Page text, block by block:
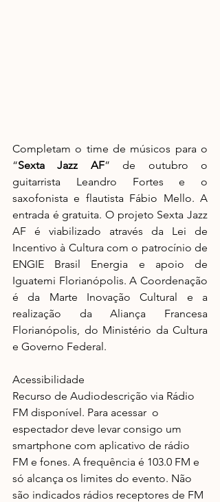
Completam o time de músicos para o
“Sexta Jazz AF” de outubro o
guitarrista Leandro Fortes e o
saxofonista e flautista Fábio Mello. A
entrada é gratuita. O projeto Sexta Jazz
AF é viabilizado através da Lei de
Incentivo à Cultura com o patrocínio de
ENGIE Brasil Energia e apoio de
Iguatemi Florianópolis. A Coordenação
é da Marte Inovação Cultural e a
realização da Aliança Francesa
Florianópolis, do Ministério da Cultura
e Governo Federal.
Acessibilidade
Recurso de Audiodescrição via Rádio
FM disponível. Para acessar  o
espectador deve levar consigo um
smartphone com aplicativo de rádio
FM e fones. A frequência é 103.0 FM e
só alcança os limites do evento. Não
são indicados rádios receptores de FM